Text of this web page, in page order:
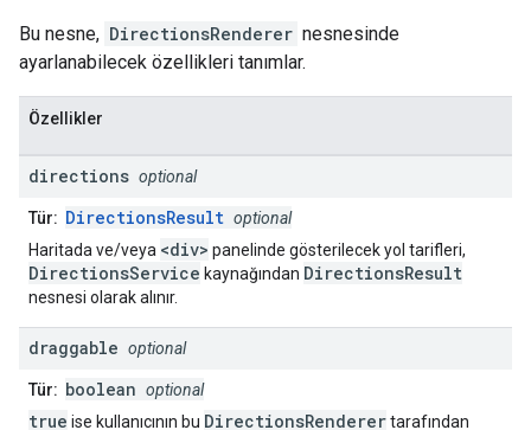
Bu nesne, DirectionsRenderer nesnesinde
ayarlanabilecek özellikleri tanımlar.
Özellikler
directions optional
Tür: DirectionsResult optional
Haritada ve/veya <div> panelinde gösterilecek yol tarifleri,
DirectionsService kaynağından DirectionsResult
nesnesi olarak alınır.
draggable optional
Tür: boolean optional
true ise kullanıcının bu DirectionsRenderertarafından